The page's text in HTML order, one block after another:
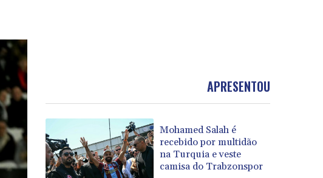
APRESENTOU
Mohamed Salah é
recebido por multidão
na Turquia e veste
camisa do Trabzonspor